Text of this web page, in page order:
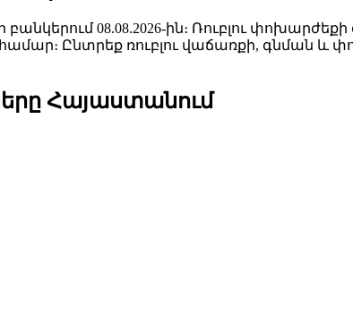
08.08.2026-ին։ Ռուբլու
Ընտրեք ռուբլու վաճառքի, գնման
Հայաստանում